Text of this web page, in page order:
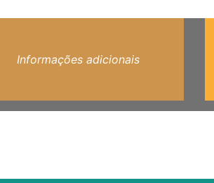
Informações adicionais